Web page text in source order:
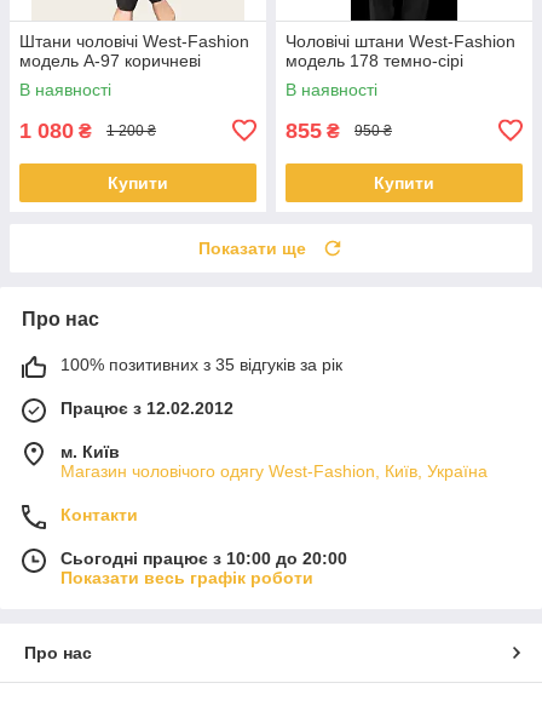
Штани чоловічі West-Fashion
модель А-97 коричневі
В наявності
1 080 ₴ 1 200 ₴
Купити
Чоловічі штани West-Fashion
модель 178 темно-сірі
В наявності
855 ₴ 950 ₴
Купити
Показати ще
Про нас
100% позитивних з 35 відгуків за рік
Працює з 12.02.2012
м. Київ
Магазин чоловічого одягу West-Fashion, Київ, Україна
Контакти
Сьогодні працює з 10:00 до 20:00
Показати весь графік роботи
Про нас